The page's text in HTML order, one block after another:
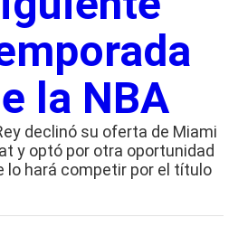
la NBA
declinó su oferta de Miami
y optó por otra oportunidad
lo hará competir por el título